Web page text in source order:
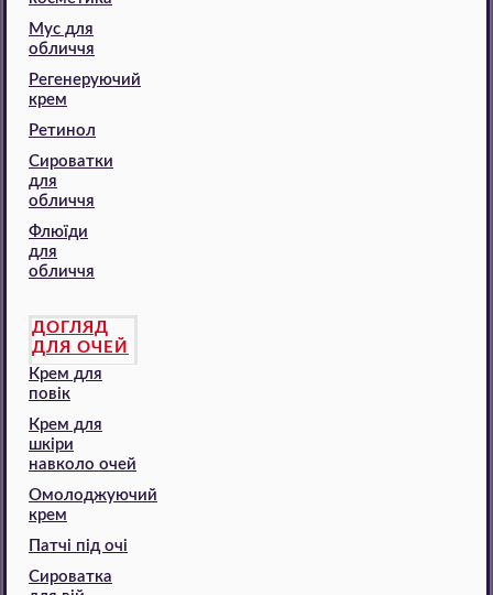
Мус для
обличчя
Регенеруючий
крем
Ретинол
Сироватки
для
обличчя
Флюїди
для
обличчя
ДОГЛЯД
ДЛЯ ОЧЕЙ
Крем для
повік
Крем для
шкіри
навколо очей
Омолоджуючий
крем
Патчі під очі
Сироватка